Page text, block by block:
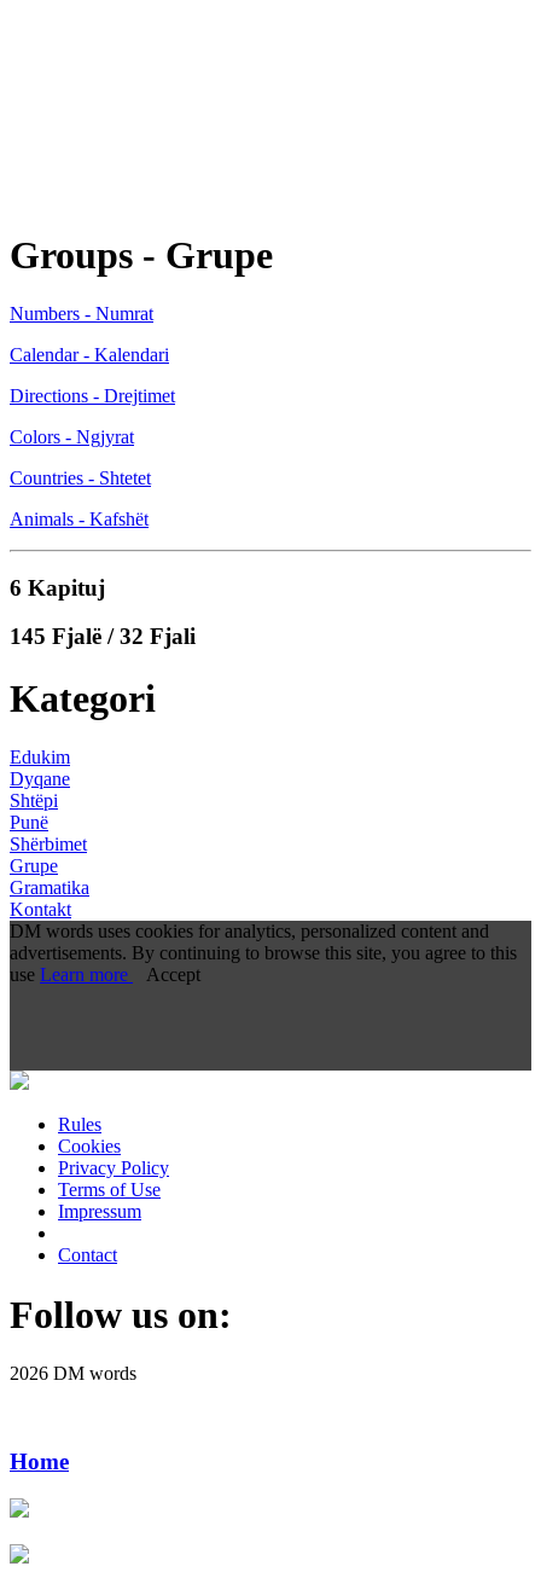
Groups - Grupe
Numbers - Numrat
Calendar - Kalendari
Directions - Drejtimet
Colors - Ngjyrat
Countries - Shtetet
Animals - Kafshët
6 Kapituj
145 Fjalë / 32 Fjali
Kategori
Edukim
Dyqane
Shtëpi
Punë
Shërbimet
Grupe
Gramatika
Kontakt
DM words uses cookies for analytics, personalized content and
advertisements. By continuing to browse this site, you agree to this
use Learn more Accept
Rules
Cookies
Privacy Policy
Terms of Use
Impressum
Contact
Follow us on:
2026 DM words
Home